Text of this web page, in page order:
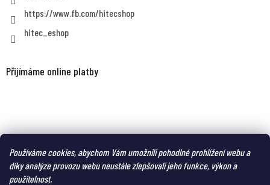
Používáme cookies, abychom Vám umožnili pohodlné prohlížení webu a
díky analýze provozu webu neustále zlepšovali jeho funkce, výkon a
použitelnost.
https://www.fb.com/hitecshop
hitec_eshop
Přijímáme online platby
MAGNUM eshop - taktická obuv a oblečení pro náročné